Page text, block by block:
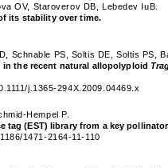
OV, Staroverov DB, Lebedev IuB.
its stability over time.
Schnable PS, Soltis DE, Soltis PS,
the recent natural allopolyploid
j.1365-294X.2009.04469.x
Hempel P.
tag (EST) library from a key
1471-2164-11-110